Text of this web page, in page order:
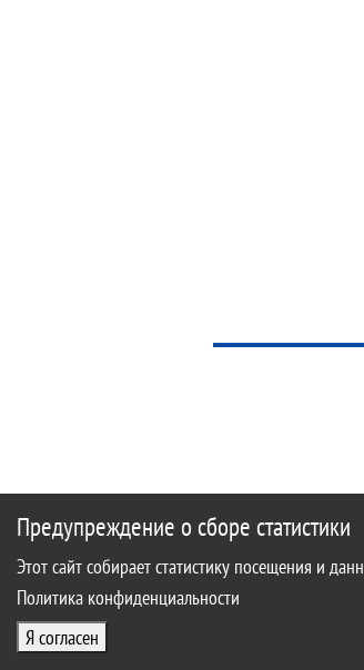
Предупреждение о сборе статистики
Этот сайт собирает статистику посещения и
Политика конфиденциальности
Я согласен